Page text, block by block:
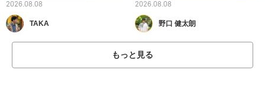
2026.08.08
TAKA
2026.08.08
野口 健太朗
もっと見る